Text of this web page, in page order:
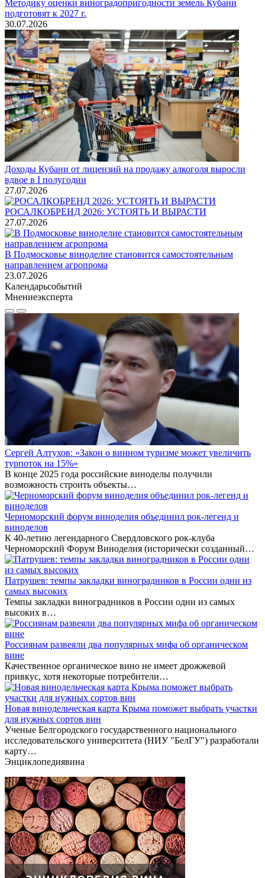
Методику оценки виноградопригодности земель Кубани
подготовят к 2027 г.
30.07.2026
Доходы Кубани от лицензий на продажу алкоголя выросли
вдвое в I полугодии
27.07.2026
РОСАЛКОБРЕНД 2026: УСТОЯТЬ И ВЫРАСТИ
27.07.2026
В Подмосковье виноделие становится самостоятельным
направлением агропрома
23.07.2026
Календарьсобытий
Мнениеэксперта
Сергей Алтухов: «Закон о винном туризме может увеличить
турпоток на 15%»
В конце 2025 года российские виноделы получили
возможность строить объекты…
Черноморский форум виноделия объединил рок-легенд и
виноделов
К 40-летию легендарного Свердловского рок-клуба
Черноморский Форум Виноделия (исторически созданный…
Патрушев: темпы закладки виноградников в России одни из
самых высоких
Темпы закладки виноградников в России одни из самых
высоких в…
Россиянам развеяли два популярных мифа об органическом
вине
Качественное органическое вино не имеет дрожжевой
привкус, хотя некоторые потребители…
Новая винодельческая карта Крыма поможет выбрать участки
для нужных сортов вин
Ученые Белгородского государственного национального
исследовательского университета (НИУ "БелГУ") разработали
карту…
Энциклопедиявина